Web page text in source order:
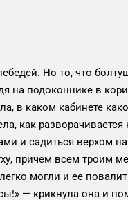
Но то, что
на подоконнике в
в каком кабинете
как разворачивается
и садиться верхом
причем всем троим
могли и ее
— крикнула она и